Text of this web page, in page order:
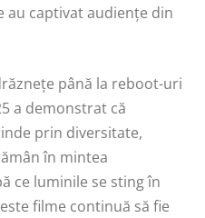
au captivat audiențe din
până la reboot-uri
a demonstrat că
prin diversitate,
în mintea
ce luminile se sting în
filme continuă să fie